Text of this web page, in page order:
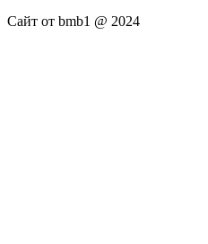
Сайт от bmb1 @ 2024